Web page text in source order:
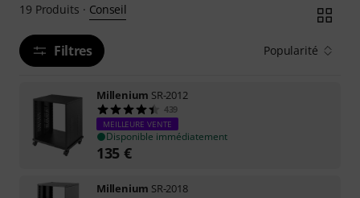
19 Produits · Conseil
Filtres Popularité
Millenium SR-2012
439
MEILLEURE VENTE
Disponible immédiatement
135 €
Millenium SR-2018